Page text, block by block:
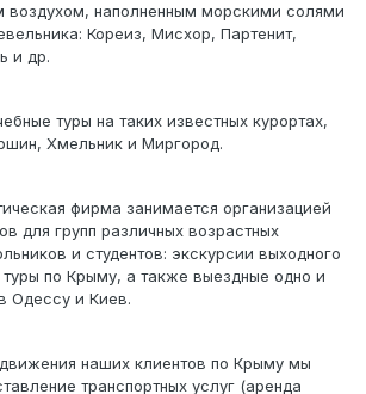
воздухом, наполненным морскими солями
Кореиз, Мисхор, Партенит,
и др.
туры на таких известных курортах,
Хмельник и Миргород.
фирма занимается организацией
для групп различных возрастных
и студентов: экскурсии выходного
по Крыму, а также выездные одно и
Одессу и Киев.
наших клиентов по Крыму мы
транспортных услуг (аренда